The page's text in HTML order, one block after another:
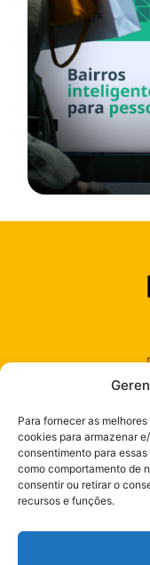
Para fornecer as
cookies para armazenar
consentimento para
como comportamento de
consentir ou retirar o
recursos e funções.